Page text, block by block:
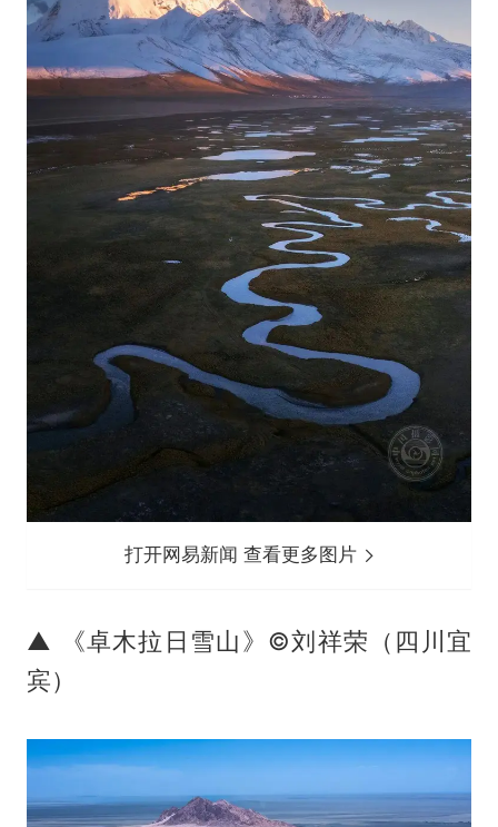
打开网易新闻 查看更多图片
▲ 《卓木拉日雪山》©刘祥荣（四川宜
宾）